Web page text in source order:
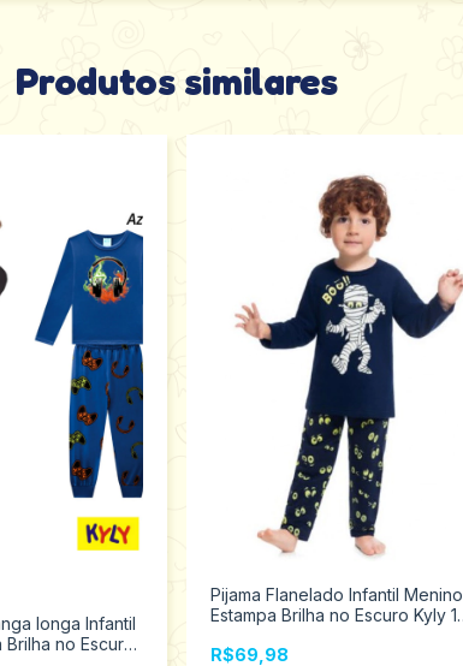
Produtos similares
longa Infantil
no Escuro
Pijama Flanelado Infantil Menino
Estampa Brilha no Escuro Kyly 1
R$69,98